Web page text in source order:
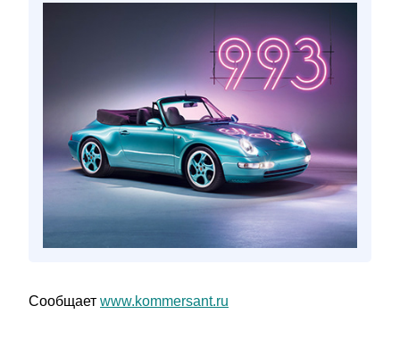
Сообщает www.kommersant.ru